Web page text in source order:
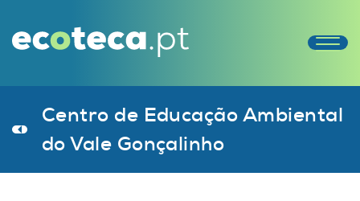
Centro de Educação Ambiental
do Vale Gonçalinho